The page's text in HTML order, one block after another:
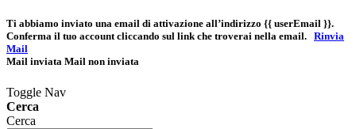
Ti abbiamo inviato una email di attivazione all’indirizzo {{ userEmail }}.
Conferma il tuo account cliccando sul link che troverai nella email. Rinvia
Mail
Mail inviata Mail non inviata
Toggle Nav
Cerca
Cerca